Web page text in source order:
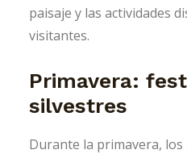
paisaje y las actividades
visitantes.
Primavera:
silvestres
Durante la primavera,